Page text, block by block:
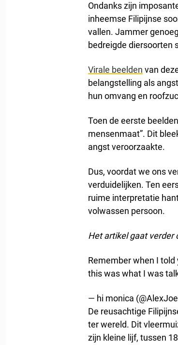
Ondanks zijn
inheemse Filipijnse
vallen. Jammer
bedreigde diersoorten
Virale beelden van
belangstelling als
hun omvang en
Toen de eerste
mensenmaat”. Dit
angst veroorzaakte.
Dus, voordat we ons
verduidelijken. Ten
ruime interpretatie
volwassen persoon.
Het artikel gaat verder
Remember when I told
this was what I was
— hi monica
De reusachtige
ter wereld. Dit
zijn kleine lijf, tussen